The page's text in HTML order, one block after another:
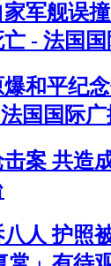
军舰误
- 法国
和平纪
国国际
案 共造
人 护照